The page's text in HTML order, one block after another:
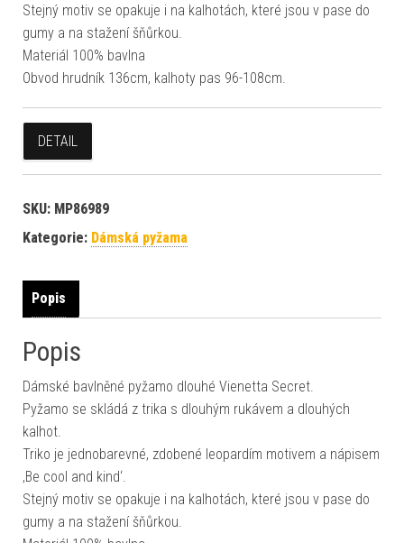
Stejný motiv se opakuje i na kalhotách, které jsou v pase do
gumy a na stažení šňůrkou.
Materiál 100% bavlna
Obvod hrudník 136cm, kalhoty pas 96-108cm.
DETAIL
SKU: MP86989
Kategorie: Dámská pyžama
Popis
Popis
Dámské bavlněné pyžamo dlouhé Vienetta Secret.
Pyžamo se skládá z trika s dlouhým rukávem a dlouhých
kalhot.
Triko je jednobarevné, zdobené leopardím motivem a nápisem
‚Be cool and kind‘.
Stejný motiv se opakuje i na kalhotách, které jsou v pase do
gumy a na stažení šňůrkou.